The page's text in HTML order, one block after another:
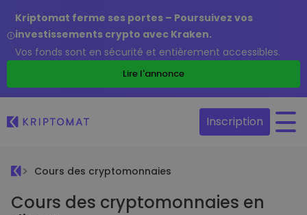
Kriptomat ferme ses portes – Poursuivez vos
investissements crypto avec Kraken.
Vos fonds sont en sécurité et entièrement accessibles.
Lire l'annonce
Inscription
Cours des cryptomonnaies
Cours des cryptomonnaies en